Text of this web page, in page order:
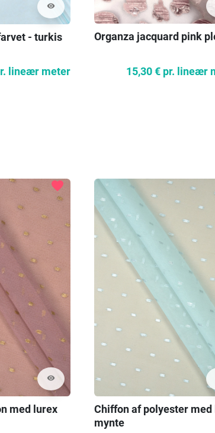
visibility
- turkis
lineær meter
Organza jacquard pink
15,30 € pr. lineær
visibility
favorite
med lurex
Chiffon af polyester med
mynte